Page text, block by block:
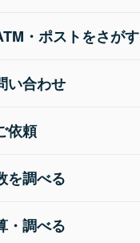
・ポストをさがす
い合わせ
依頼
を調べる
・調べる